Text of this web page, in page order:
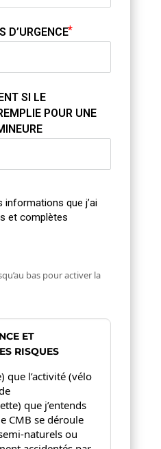
D’URGENCE
SI LE
POUR UNE
informations que j’ai
et complètes
bas pour activer la
ET
RISQUES
que l’activité (vélo
que j’entends
CMB se déroule
naturels ou